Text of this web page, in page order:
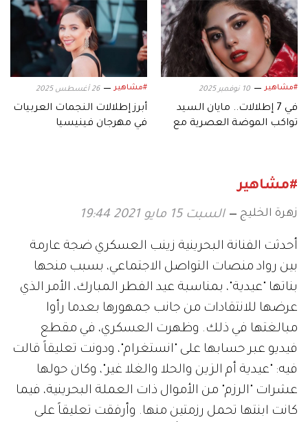
#مشاهير 10 نوفمبر 2025
في 7 إطلالات.. مايان السيد
تواكب الموضة العصرية مع
#مشاهير 26 أغسطس 2025
أبرز إطلالات النجمات العربيات
في مهرجان فينيسيا
#مشاهير
زهرة الخليج السبت 15 مايو 2021 19:44
أحدثت الفنانة البحرينية زينب العسكري ضجة عارمة
بين رواد منصات التواصل الاجتماعي، بسبب منحها
بناتها "عيدية"، بمناسبة عيد الفطر المبارك، الأمر الذي
عرضها للانتقادات من جانب جمهورها بعدما رأوا
مبالغتها في ذلك. وظهرت العسكري، في مقطع
فيديو عبر حسابها على "انستغرام"، ودونت تعليقاً قالت
فيه: "عيدية أم الزين والحلا والغلا غير"، وكان حولها
عشرات "الرزم" من الأموال ذات العملة البحرينية، فيما
كانت ابنتها تحمل رزمتين منها. وأرفقت تعليقاً على